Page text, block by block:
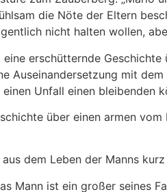
die Nöte der Eltern
nicht halten wollen,
eine erschütternde
Auseinandersetzung mit
Unfall einen bleibenden
über einen armen
dem Leben der Manns
Mann ist ein großer seines